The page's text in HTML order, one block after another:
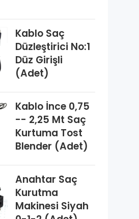
Kablo Saç
Düzleştirici No:1
Düz Girişli
(Adet)
Kablo İnce 0,75
-- 2,25 Mt Saç
Kurtuma Tost
Blender (Adet)
Anahtar Saç
Kurutma
Makinesi Siyah